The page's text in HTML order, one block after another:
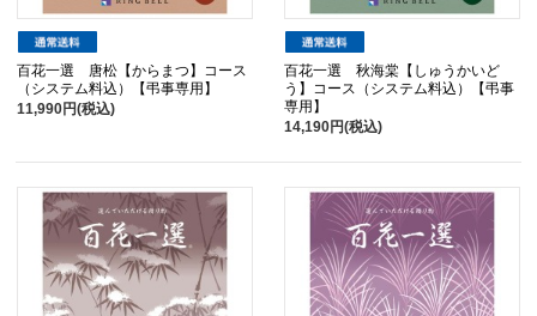
百花一選 唐松【からまつ】コース
（システム料込）【弔事専用】
11,990円(税込)
百花一選 秋海棠【しゅうかいど
う】コース（システム料込）【弔事
専用】
14,190円(税込)